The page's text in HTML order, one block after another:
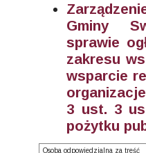
Gminy
sprawie
zakresu
wsparcie
3 ust. 3
pożytku
Osoba odpowiedzialna za treść